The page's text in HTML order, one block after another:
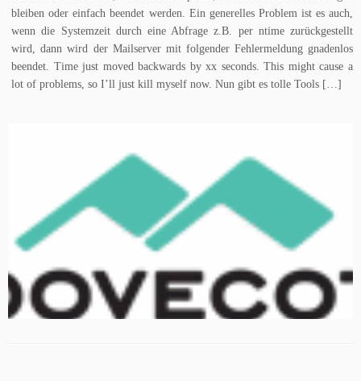
bleiben oder einfach beendet werden. Ein generelles Problem ist es auch,
wenn die Systemzeit durch eine Abfrage z.B. per ntime zurückgestellt
wird, dann wird der Mailserver mit folgender Fehlermeldung gnadenlos
beendet. Time just moved backwards by xx seconds. This might cause a
lot of problems, so I’ll just kill myself now. Nun gibt es tolle Tools […]